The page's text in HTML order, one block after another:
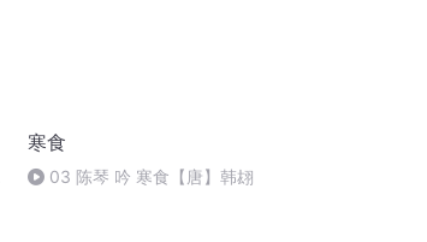
寒食
03 陈琴 吟 寒食【唐】韩翃